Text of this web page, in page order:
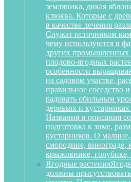
земляника, дикая
клюква. Которые с
в качестве лечения
Служат источником
чему используются в
других промышленных
плодово-ягодных
особенности
на садовом участке,
правильное соседство
радовать обильным
деревьях и
Названия и описания
подготовка к зиме,
кустарников. О
смородине, винограде,
крыжовнике, голубике,
Ягодные растения
должны